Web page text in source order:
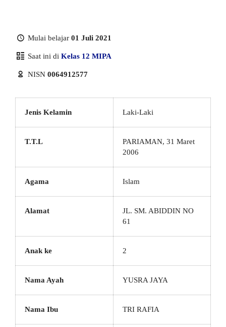
Mulai belajar 01 Juli 2021
Saat ini di Kelas 12 MIPA
NISN 0064912577
Jenis Kelamin Laki-Laki
T.T.L
PARIAMAN, 31 Maret
2006
Agama Islam
Alamat
JL. SM. ABIDDIN NO
61
Anak ke 2
Nama Ayah YUSRA JAYA
Nama Ibu TRI RAFIA